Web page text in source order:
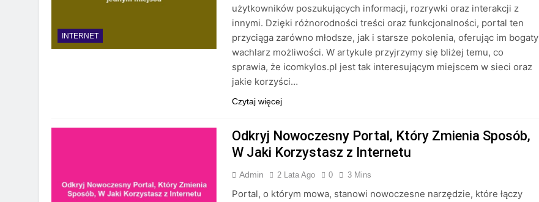
INTERNET
użytkowników poszukujących informacji, rozrywki oraz interakcji z
innymi. Dzięki różnorodności treści oraz funkcjonalności, portal ten
przyciąga zarówno młodsze, jak i starsze pokolenia, oferując im bogaty
wachlarz możliwości. W artykule przyjrzymy się bliżej temu, co
sprawia, że icomkylos.pl jest tak interesującym miejscem w sieci oraz
jakie korzyści…
Czytaj więcej
Odkryj Nowoczesny Portal, Który Zmienia Sposób,
W Jaki Korzystasz z Internetu
Admin 2 Lata Ago 0 3 Mins
Portal, o którym mowa, stanowi nowoczesne narzędzie, które łączy